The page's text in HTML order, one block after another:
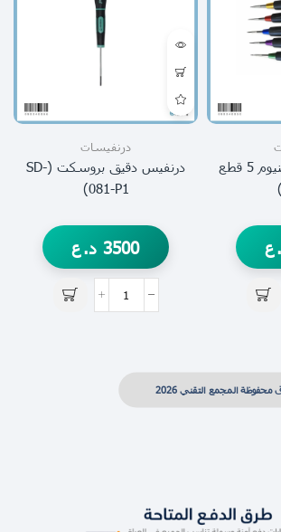
سيت درنفيس المنيوم 5 قطع
درنفيسات
درنفيس دقيق بروسكت (SD-
081-P1)
3500 د.ع
المجمع التقني 2026